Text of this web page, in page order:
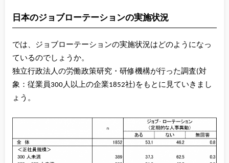
日本のジョブローテーションの実施状況
では、ジョブローテーションの実施状況はどのようになっ
ているのでしょうか。
独立行政法人の労働政策研究・研修機構が行った調査(対
象：従業員300人以上の企業1852社)をもとに見ていきまし
ょう。